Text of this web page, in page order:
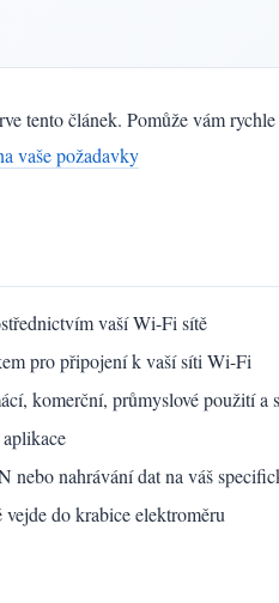
tento článek. Pomůže vám
vaše požadavky
vaší Wi-Fi sítě
pro připojení k vaší síti Wi-Fi
komerční, průmyslové použití a
nahrávání dat na váš
do krabice elektroměru